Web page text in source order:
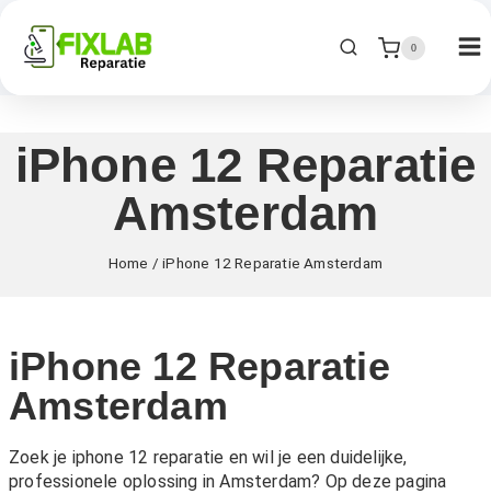
0
iPhone 12 Reparatie
Amsterdam
Home / iPhone 12 Reparatie Amsterdam
iPhone 12 Reparatie
Amsterdam
Zoek je iphone 12 reparatie en wil je een duidelijke,
professionele oplossing in Amsterdam? Op deze pagina